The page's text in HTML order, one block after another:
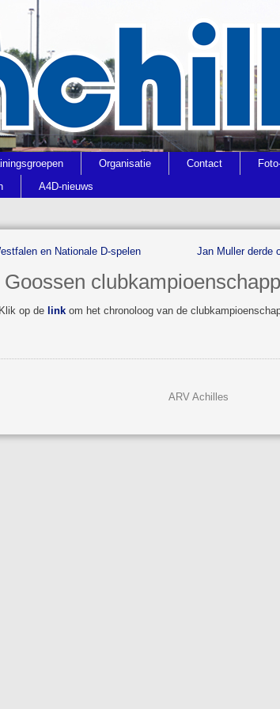
Organisatie Contact
A4D-nieuws
en Nationale D-spelen Jan Muller derde
op de linkom het chronoloog van de
ARV Achilles